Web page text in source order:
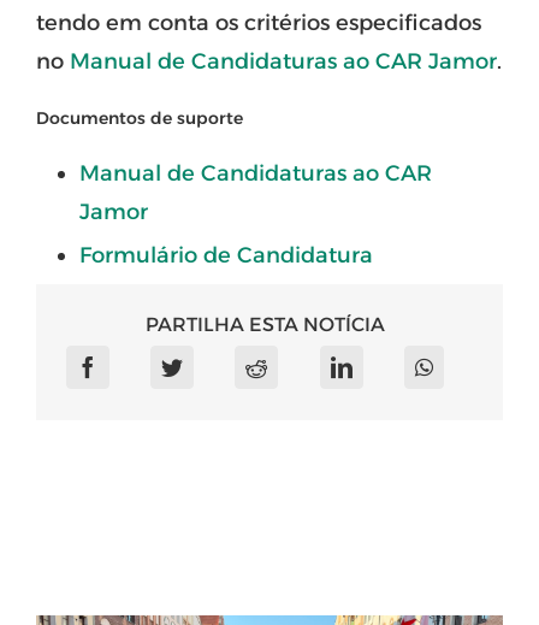
tendo em conta os critérios especificados
no Manual de Candidaturas ao CAR Jamor.
Documentos de suporte
Manual de Candidaturas ao CAR
Jamor
Formulário de Candidatura
PARTILHA ESTA NOTÍCIA